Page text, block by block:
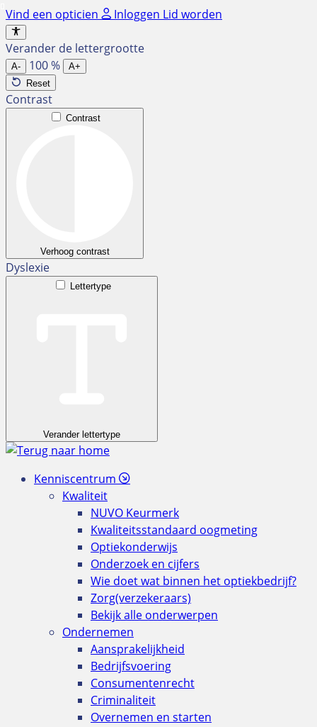
Ga
naar
de
inhoud
Vind een opticien Inloggen Lid worden
Verander de lettergrootte
A- 100%
A+
Reset
Contrast
Contrast
Verhoog contrast
Dyslexie
Lettertype
Verander lettertype
Kenniscentrum
Kwaliteit
NUVO Keurmerk
Kwaliteitsstandaard oogmeting
Optiekonderwijs
Onderzoek en cijfers
Wie doet wat binnen het optiekbedrijf?
Zorg(verzekeraars)
Bekijk alle onderwerpen
Ondernemen
Aansprakelijkheid
Bedrijfsvoering
Consumentenrecht
Criminaliteit
Overnemen en starten